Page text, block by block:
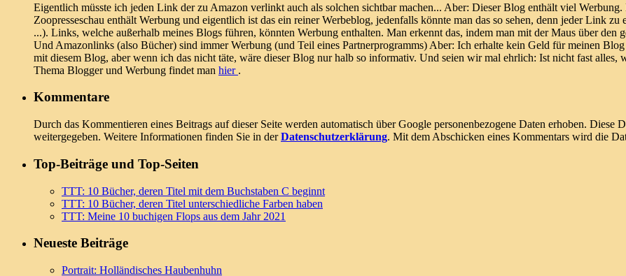
Eigentlich müsste ich jeden Link der zu Amazon verlinkt auch als solchen sichtbar machen... Aber: Dieser Blog enthält viel
Zoopresseschau enthält Werbung und eigentlich ist das ein reiner Werbeblog, jedenfalls könnte man das so sehen, denn jeder Link
...). Links, welche außerhalb meines Blogs führen, könnten Werbung enthalten. Man erkennt das, indem man mit der Maus über
Und Amazonlinks (also Bücher) sind immer Werbung (und Teil eines Partnerprogramms) Aber: Ich erhalte kein Geld für meinen
mit diesem Blog, aber wenn ich das nicht täte, wäre dieser Blog nur halb so informativ. Und seien wir mal ehrlich: Ist nicht fast alles,
Thema Blogger und Werbung findet man hier .
Kommentare
Durch das Kommentieren eines Beitrags auf dieser Seite werden automatisch über Google personenbezogene Daten erhoben.
weitergegeben. Weitere Informationen finden Sie in derDatenschutzerklärung. Mit dem Abschicken eines Kommentars wird die
Top-Beiträge und Top-Seiten
TTT: 10 Bücher, deren Titel mit dem Buchstaben C beginnt
TTT: 10 Bücher, deren Titel unterschiedliche Farben haben
TTT: Meine 10 buchigen Flops aus dem Jahr 2021
Neueste Beiträge
Portrait: Holländisches Haubenhuhn